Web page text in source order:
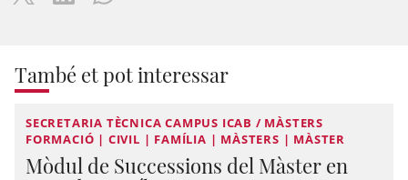
També et pot interessar
SECRETARIA TÈCNICA CAMPUS ICAB / MÀSTERS
FORMACIÓ | CIVIL | FAMÍLIA | MÀSTERS | MÀSTER
Mòdul de Successions del Màster en